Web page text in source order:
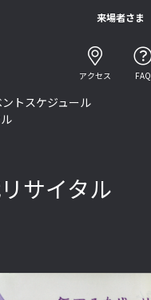
アクセス FAQ
来場者さま
トスケジュール
サイタル